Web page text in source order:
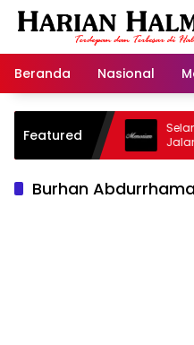
Langsung
Beranda
Nasional
Featured
Warisan
Selamat
Jalan
Burhan